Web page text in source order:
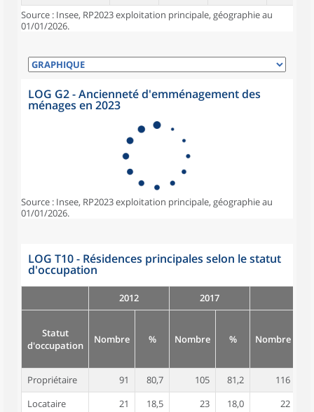
Source : Insee, RP2023 exploitation principale, géographie au
01/01/2026.
LOG G2 - Ancienneté d'emménagement des
ménages en 2023
Source : Insee, RP2023 exploitation principale, géographie au
01/01/2026.
LOG T10 - Résidences principales selon le statut
d'occupation
2012 2017
Statut
d'occupation
Nombre % Nombre % Nombre
Propriétaire 91 80,7 105 81,2 116
Locataire
21 18,5 23 18,0 22